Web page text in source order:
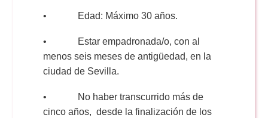
• Edad: Máximo 30 años.
• Estar empadronada/o, con al
menos seis meses de antigüedad, en la
ciudad de Sevilla.
• No haber transcurrido más de
cinco años, desde la finalización de los